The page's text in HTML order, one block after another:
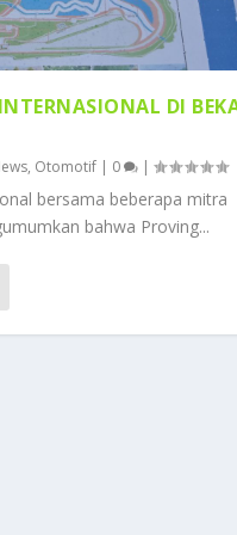
DI
, Otomotif | 0 |
bersama beberapa mitra
bahwa Proving...